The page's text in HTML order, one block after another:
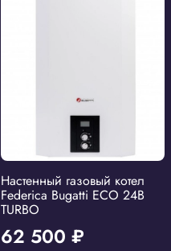
Настенный газовый котел
Federica Bugatti ECO 24B
TURBO
62 500 ₽